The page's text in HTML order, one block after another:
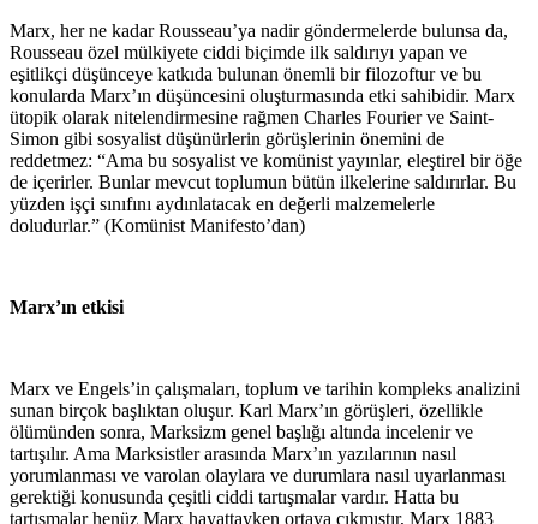
Marx, her ne kadar Rousseau’ya nadir göndermelerde bulunsa da,
Rousseau özel mülkiyete ciddi biçimde ilk saldırıyı yapan ve
eşitlikçi düşünceye katkıda bulunan önemli bir filozoftur ve bu
konularda Marx’ın düşüncesini oluşturmasında etki sahibidir. Marx
ütopik olarak nitelendirmesine rağmen Charles Fourier ve Saint-
Simon gibi sosyalist düşünürlerin görüşlerinin önemini de
reddetmez: “Ama bu sosyalist ve komünist yayınlar, eleştirel bir öğe
de içerirler. Bunlar mevcut toplumun bütün ilkelerine saldırırlar. Bu
yüzden işçi sınıfını aydınlatacak en değerli malzemelerle
doludurlar.” (Komünist Manifesto’dan)
Marx’ın etkisi
Marx ve Engels’in çalışmaları, toplum ve tarihin kompleks analizini
sunan birçok başlıktan oluşur. Karl Marx’ın görüşleri, özellikle
ölümünden sonra, Marksizm genel başlığı altında incelenir ve
tartışılır. Ama Marksistler arasında Marx’ın yazılarının nasıl
yorumlanması ve varolan olaylara ve durumlara nasıl uyarlanması
gerektiği konusunda çeşitli ciddi tartışmalar vardır. Hatta bu
tartışmalar henüz Marx hayattayken ortaya çıkmıştır, Marx 1883